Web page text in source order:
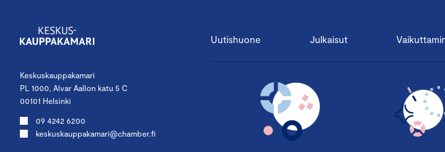
Keskuskauppakamari
PL 1000, Alvar Aallon katu 5 C
00101 Helsinki
09 4242 6200
keskuskauppakamari@chamber.fi
Uutishuone Julkaisut